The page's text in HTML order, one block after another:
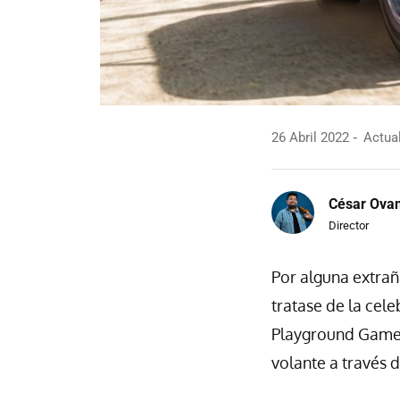
26 Abril 2022
César
Director
Por alguna
tratase de la
Playground
volante a través